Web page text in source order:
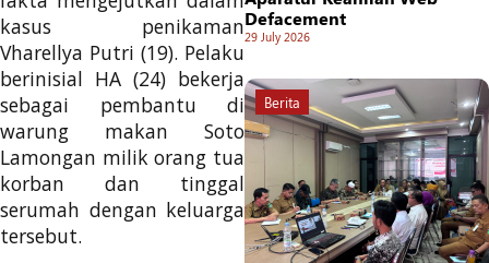
kasus penikaman
Vharellya Putri (19). Pelaku
berinisial HA (24) bekerja
sebagai pembantu di
warung makan Soto
Lamongan milik orang tua
korban dan tinggal
serumah dengan keluarga
tersebut.
Defacement
29 July 2026
Berita